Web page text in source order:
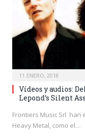
11 ENERO, 2018
Vídeos y audios:
Lepond’s Silent
Frontiers Music Srl han
Heavy Metal, como el…